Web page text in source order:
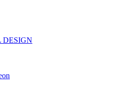
DESIGN